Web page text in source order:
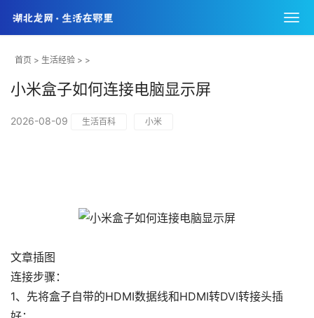
首页 > 生活经验 > >
小米盒子如何连接电脑显示屏
2026-08-09 生活百科 小米
文章插图
连接步骤：
1、先将盒子自带的HDMI数据线和HDMI转DVI转接头插